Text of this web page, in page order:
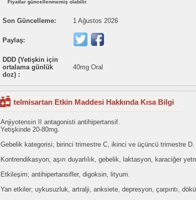
Fiyatlar güncellenmemiş olabilir.
Son Güncelleme: 1 Ağustos 2026
Paylaş:
DDD (Yetişkin için
ortalama günlük
doz) :
40mg Oral
telmisartan Etkin Maddesi Hakkında Kısa Bilgi
Anjiyotensin II antagonisti antihipertansif.
Yetişkinde 20-80mg.
Gebelik kategorisi; birinci trimestre C, ikinci ve üçüncü trimestre D.
Kontrendikasyon; aşırı duyarlılık, gebelik, laktasyon, karaciğer
Etkileşim; antihipertansifler, digoksin, lityum.
Yan etkiler; uykusuzluk, artralji, anksiete, depresyon, çarpıntı,